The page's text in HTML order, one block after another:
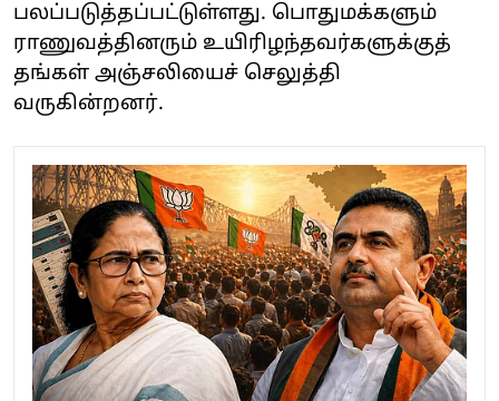
பலப்படுத்தப்பட்டுள்ளது. பொதுமக்களும்
ராணுவத்தினரும் உயிரிழந்தவர்களுக்குத்
தங்கள் அஞ்சலியைச் செலுத்தி
வருகின்றனர்.